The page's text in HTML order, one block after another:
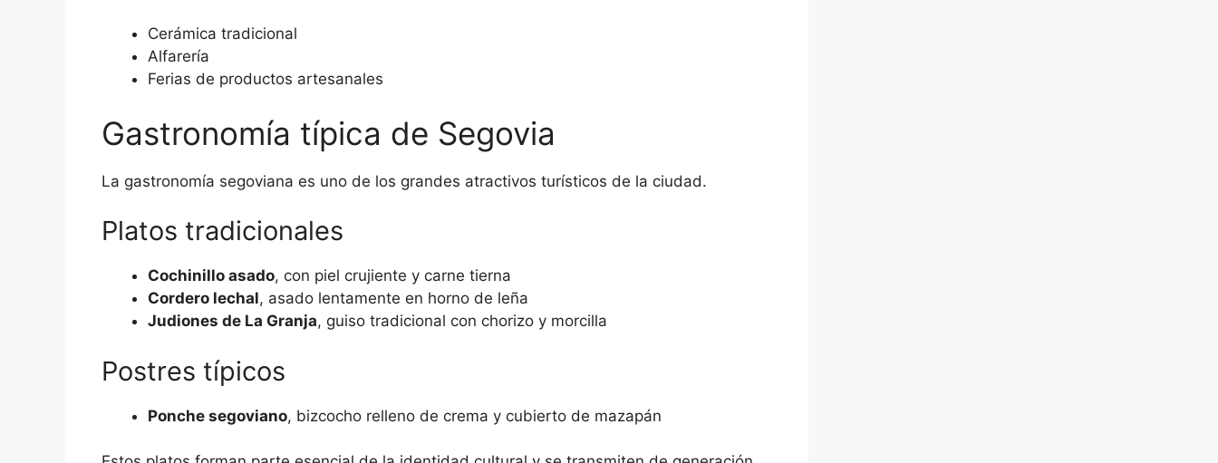
Cerámica tradicional
Alfarería
Ferias de productos artesanales
Gastronomía típica de Segovia
La gastronomía segoviana es uno de los grandes atractivos turísticos de la ciudad.
Platos tradicionales
Cochinillo asado, con piel crujiente y carne tierna
Cordero lechal, asado lentamente en horno de leña
Judiones de La Granja, guiso tradicional con chorizo y morcilla
Postres típicos
Ponche segoviano, bizcocho relleno de crema y cubierto de mazapán